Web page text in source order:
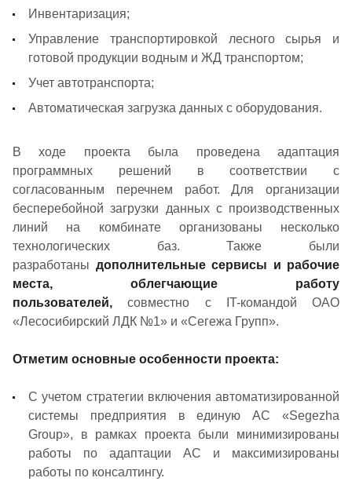
Инвентаризация;
Управление транспортировкой лесного сырья и
готовой продукции водным и ЖД транспортом;
Учет автотранспорта;
Автоматическая загрузка данных с оборудования.
В ходе проекта была проведена адаптация
программных решений в соответствии с
согласованным перечнем работ. Для организации
бесперебойной загрузки данных с производственных
линий на комбинате организованы несколько
технологических баз. Также были
разработаны дополнительные сервисы и рабочие
места, облегчающие работу
пользователей,совместно с IT-командой ОАО
«Лесосибирский ЛДК №1» и «Сегежа Групп».
Отметим основные особенности проекта:
С учетом стратегии включения автоматизированной
системы предприятия в единую АС «Segezha
Group», в рамках проекта были минимизированы
работы по адаптации АС и максимизированы
работы по консалтингу.